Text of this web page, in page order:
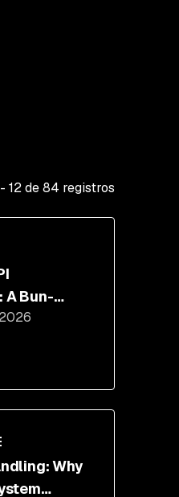
- 12de84 registros
A Bun-
Stealer
Why